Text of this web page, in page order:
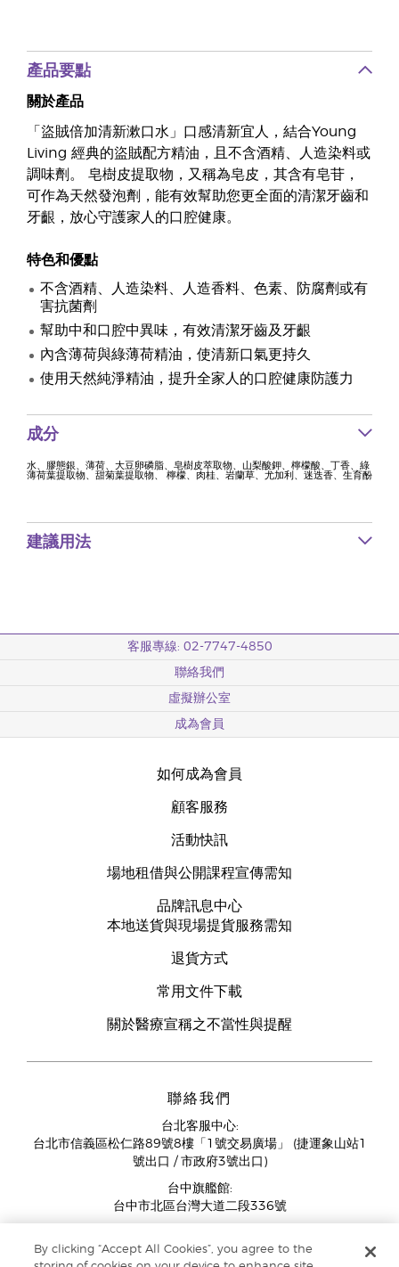
產品要點
關於產品
「盜賊倍加清新漱口水」口感清新宜人，結合Young
Living 經典的盜賊配方精油，且不含酒精、人造染料或
調味劑。 皂樹皮提取物，又稱為皂皮，其含有皂苷，
可作為天然發泡劑，能有效幫助您更全面的清潔牙齒和
牙齦，放心守護家人的口腔健康。
特色和優點
不含酒精、人造染料、人造香料、色素、防腐劑或有
害抗菌劑
幫助中和口腔中異味，有效清潔牙齒及牙齦
內含薄荷與綠薄荷精油，使清新口氣更持久
使用天然純淨精油，提升全家人的口腔健康防護力
成分
水、膠態銀、薄荷、大豆卵磷脂、皂樹皮萃取物、山梨酸鉀、檸檬酸、丁香、綠
薄荷葉提取物、甜菊葉提取物、 檸檬、肉桂、岩蘭草、尤加利、迷迭香、生育酚
建議用法
客服專線: 02-7747-4850
聯絡我們
虛擬辦公室
成為會員
如何成為會員
顧客服務
活動快訊
場地租借與公開課程宣傳需知
品牌訊息中心
本地送貨與現場提貨服務需知
退貨方式
常用文件下載
關於醫療宣稱之不當性與提醒
聯絡我們
台北客服中心:
台北市信義區松仁路89號8樓「1號交易廣場」 (捷運象山站1
號出口 / 市政府3號出口)
台中旗艦館:
台中市北區台灣大道二段336號
11:00AM - 07:00PM
By clicking “Accept All Cookies”, you agree to the